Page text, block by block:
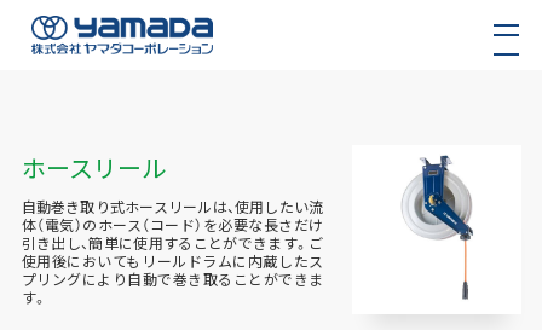
ホースリール
自動巻き取り式ホースリールは、使用したい流
体（電気）のホース（コード）を必要な長さだけ
引き出し、簡単に使用することができます。ご
使用後においてもリールドラムに内蔵したス
プリングにより自動で巻き取ることができま
す。